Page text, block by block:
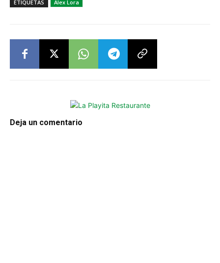
ETIQUETAS Alex Lora
Deja un comentario